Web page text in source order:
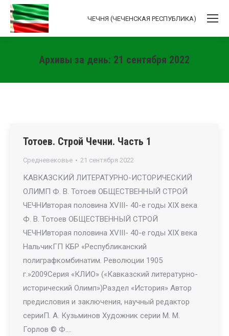
ЧЕЧНЯ (ЧЕЧЕНСКАЯ РЕСПУБЛИКА)
Архивы за день: 21 сентября 2022
Тотоев. Строй Чечни. Часть 1
Средневековье 21 сентября 2022
КАВКАЗСКИЙ ЛИТЕРАТУРНО-ИСТОРИЧЕСКИЙ
ОЛИМП Ф. В. Тотоев ОБЩЕСТВЕННЫЙ СТРОЙ
ЧЕЧНИвторая половина XVIII- 40-е годы XIX века
Ф. В. Тотоев ОБЩЕСТВЕННЫЙ СТРОЙ
ЧЕЧНИвторая половина XVIII- 40-е годы XIX века
НальчикГП КБР «Республиканский
полиграфкомбинатим. Революции 1905
г.»2009Серия «КЛИО» («Кавказский литературно-
исторический Олимп»)Раздел «История» Автор
предисловия и заключения, научный редактор
серииП. А. Кузьминов Художник серии М. М.
Горлов © Ф.…